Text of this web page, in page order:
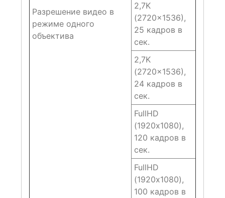
Разрешение видео в
режиме одного
объектива
2,7K
(2720×1536),
25 кадров в
сек.
2,7K
(2720×1536),
24 кадров в
сек.
FullHD
(1920х1080),
120 кадров в
сек.
FullHD
(1920х1080),
100 кадров в